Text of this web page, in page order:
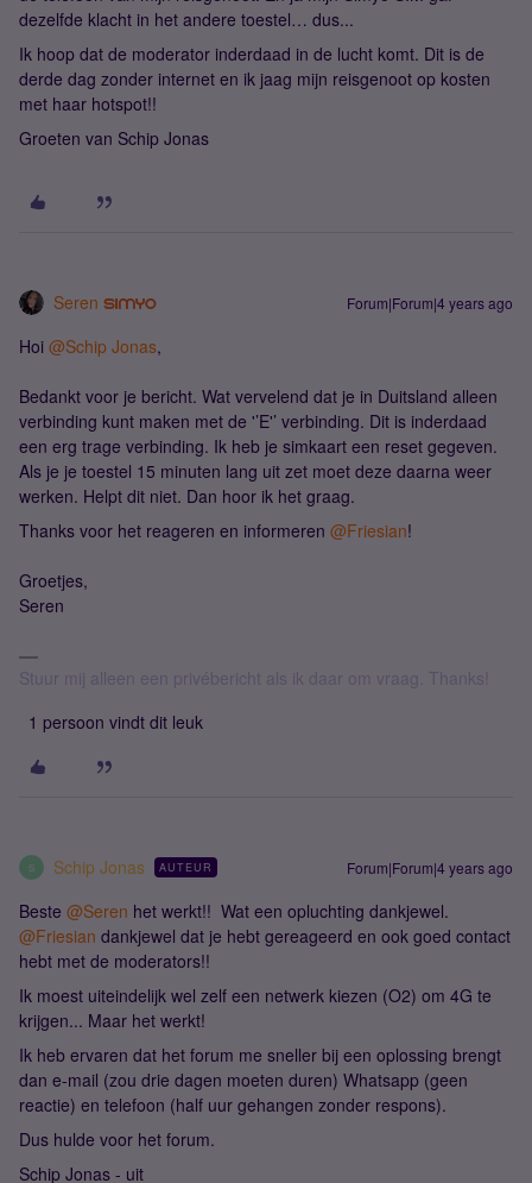
dezelfde klacht in het andere toestel… dus...
Ik hoop dat de moderator inderdaad in de lucht komt. Dit is de
derde dag zonder internet en ik jaag mijn reisgenoot op kosten
met haar hotspot!!
Groeten van Schip Jonas
Seren Forum|Forum|4 years ago
Hoi @Schip Jonas,
Bedankt voor je bericht. Wat vervelend dat je in Duitsland alleen
verbinding kunt maken met de '’E'’ verbinding. Dit is inderdaad
een erg trage verbinding. Ik heb je simkaart een reset gegeven.
Als je je toestel 15 minuten lang uit zet moet deze daarna weer
werken. Helpt dit niet. Dan hoor ik het graag.
Thanks voor het reageren en informeren @Friesian!
Groetjes,
Seren
Stuur mij alleen een privébericht als ik daar om vraag. Thanks!
1 persoon vindt dit leuk
S Schip Jonas AUTEUR Forum|Forum|4 years ago
Beste @Seren het werkt!! Wat een opluchting dankjewel.
@Friesian dankjewel dat je hebt gereageerd en ook goed contact
hebt met de moderators!!
Ik moest uiteindelijk wel zelf een netwerk kiezen (O2) om 4G te
krijgen... Maar het werkt!
Ik heb ervaren dat het forum me sneller bij een oplossing brengt
dan e-mail (zou drie dagen moeten duren) Whatsapp (geen
reactie) en telefoon (half uur gehangen zonder respons).
Dus hulde voor het forum.
Schip Jonas - uit